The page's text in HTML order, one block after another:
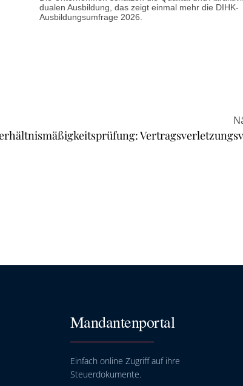
dualen Ausbildung, das zeigt einmal mehr die DIHK-
Ausbildungsumfrage 2026.
Mandantenportal
Einfach online Zugriff auf ihre
Steuerdokumente.